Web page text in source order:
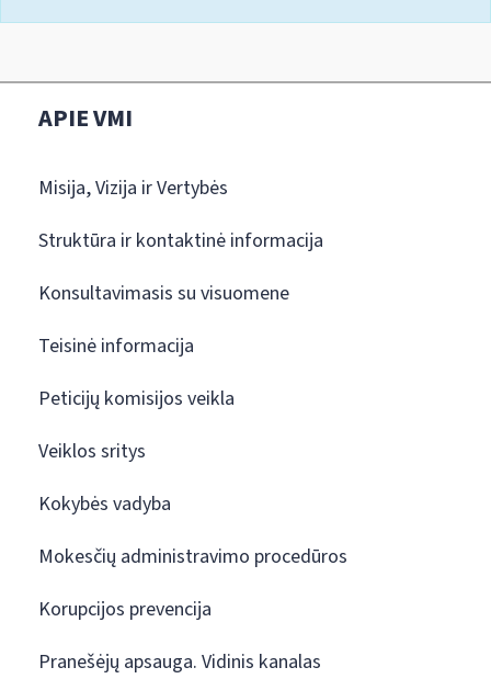
APIE VMI
Misija, Vizija ir Vertybės
Struktūra ir kontaktinė informacija
Konsultavimasis su visuomene
Teisinė informacija
Peticijų komisijos veikla
Veiklos sritys
Kokybės vadyba
Mokesčių administravimo procedūros
Korupcijos prevencija
Pranešėjų apsauga. Vidinis kanalas